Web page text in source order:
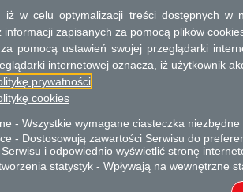
Dodatkowe
Opłata
17 zł opłata skarbowa
Tryb odwoławczy
Zażalenie wnosi się do
za pośrednictwem organu,
jego nadania w polskiej
iż w celu optymalizacji treści dostępnych w
informacji zapisanych za pomocą plików
pomocą ustawień swojej przeglądarki
internetowej oznacza, iż użytkownik
prywatności
cookies
- Wszystkie wymagane ciasteczka
- Dostosowują zawartości Serwisu do
i odpowiednio wyświetlić stronę
statystyk - Wpływają na wewnętrzne